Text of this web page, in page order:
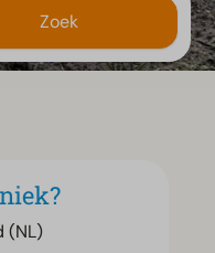
Zoek
(NL)